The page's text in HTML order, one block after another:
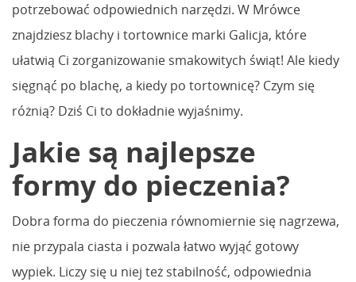
potrzebować odpowiednich narzędzi. W Mrówce
znajdziesz blachy i tortownice marki Galicja, które
ułatwią Ci zorganizowanie smakowitych świąt! Ale kiedy
sięgnąć po blachę, a kiedy po tortownicę? Czym się
różnią? Dziś Ci to dokładnie wyjaśnimy.
Jakie są najlepsze
formy do pieczenia?
Dobra forma do pieczenia równomiernie się nagrzewa,
nie przypala ciasta i pozwala łatwo wyjąć gotowy
wypiek. Liczy się u niej też stabilność, odpowiednia